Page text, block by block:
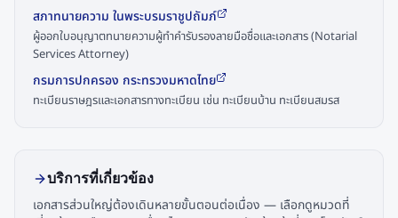
สภาทนายความ ในพระบรมราชูปถัมภ์
ผู้ออกใบอนุญาตทนายความผู้ทำคำรับรองลายมือชื่อและเอกสาร (Notarial
Services Attorney)
กรมการปกครอง กระทรวงมหาดไทย
ทะเบียนราษฎรและเอกสารทางทะเบียน เช่น ทะเบียนบ้าน ทะเบียนสมรส
บริการที่เกี่ยวข้อง
เอกสารส่วนใหญ่ต้องเดินหลายขั้นตอนต่อเนื่อง — เลือกดูหมวดที่